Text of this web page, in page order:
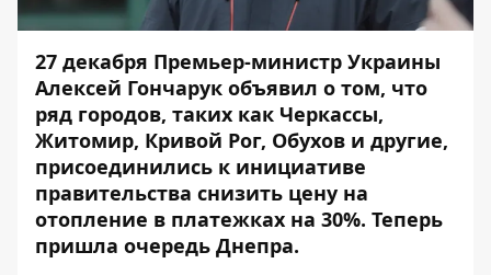
27 декабря Премьер-министр Украины
Алексей Гончарук объявил о том, что
ряд городов, таких как Черкассы,
Житомир, Кривой Рог, Обухов и другие,
присоединились к инициативе
правительства снизить цену на
отопление в платежках на 30%. Теперь
пришла очередь Днепра.